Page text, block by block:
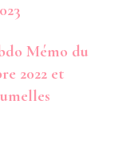
Mémo du
2022 et